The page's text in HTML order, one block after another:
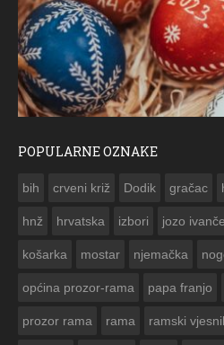
POPULARNE OZNAKE
bih crveni križ Dodik gračac
hnž hrvatska izbori jozo
košarka mostar njemačka
općina prozor-rama papa franjo
prozor rama rama ramski